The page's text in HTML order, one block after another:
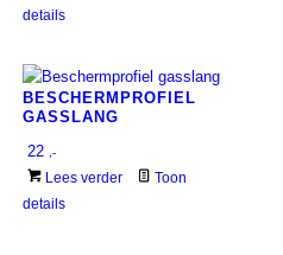
details
BESCHERMPROFIEL
GASSLANG
22
,-
Lees verder
Toon
details